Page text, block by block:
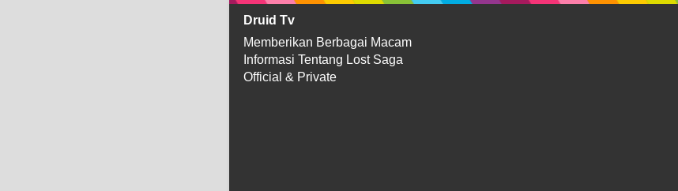
Druid Tv
Memberikan Berbagai Macam
Informasi Tentang Lost Saga
Official & Private